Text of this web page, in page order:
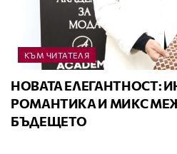
КЪМ ЧИТАТЕЛЯ
НОВАТА ЕЛЕГАНТНОСТ:
РОМАНТИКА И МИКС
БЪДЕЩЕТО